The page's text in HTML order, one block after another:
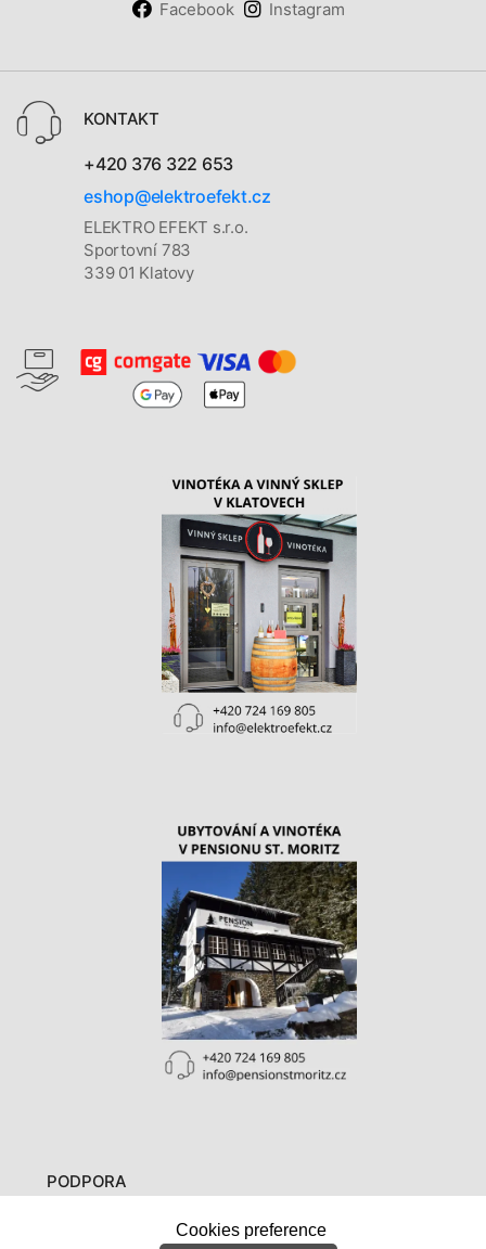
Facebook Instagram
KONTAKT
+420 376 322 653
eshop@elektroefekt.cz
ELEKTRO EFEKT s.r.o.
Sportovní 783
339 01 Klatovy
PODPORA
Cookies preference